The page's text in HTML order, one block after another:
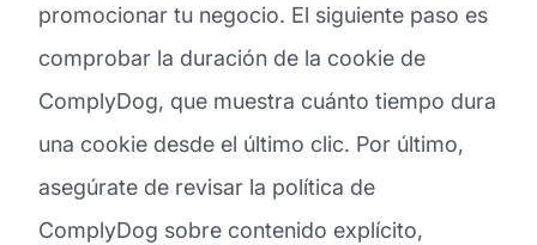
promocionar tu negocio. El siguiente paso es
comprobar la duración de la cookie de
ComplyDog, que muestra cuánto tiempo dura
una cookie desde el último clic. Por último,
asegúrate de revisar la política de
ComplyDog sobre contenido explícito,